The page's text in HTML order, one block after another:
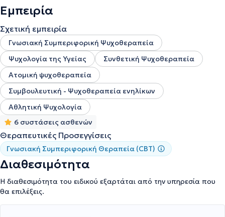
νέα ζωή" με θέμα την ένταξη της άσκησης και της κίνησης στην
καθημερινότητα.
Εμπειρία
Σχετική εμπειρία
Γνωσιακή Συμπεριφορική Ψυχοθεραπεία
Ψυχολογία της Υγείας
Συνθετική Ψυχοθεραπεία
Ατομική ψυχοθεραπεία
Συμβουλευτική - Ψυχοθεραπεία ενηλίκων
Αθλητική Ψυχολογία
6 συστάσεις ασθενών
Θεραπευτικές Προσεγγίσεις
Γνωσιακή Συμπεριφορική Θεραπεία (CBT)
Διαθεσιμότητα
Η διαθεσιμότητα του ειδικού εξαρτάται από την υπηρεσία που
θα επιλέξεις.